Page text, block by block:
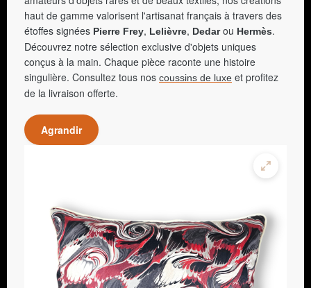
haut de gamme valorisent l'artisanat français à travers des
étoffes signées Pierre Frey, Lelièvre, Dedarou Hermès.
Découvrez notre sélection exclusive d'objets uniques
conçus à la main. Chaque pièce raconte une histoire
singulière. Consultez tous nos coussins de luxe et profitez
de la livraison offerte.
Agrandir